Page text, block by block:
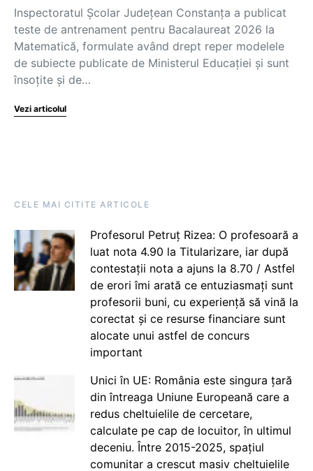
Inspectoratul Școlar Județean Constanța a publicat
teste de antrenament pentru Bacalaureat 2026 la
Matematică, formulate având drept reper modelele
de subiecte publicate de Ministerul Educaţiei și sunt
însoţite și de…
Vezi articolul
CELE MAI CITITE ARTICOLE
Profesorul Petruț Rizea: O profesoară a
luat nota 4.90 la Titularizare, iar după
contestații nota a ajuns la 8.70 / Astfel
de erori îmi arată ce entuziasmați sunt
profesorii buni, cu experiență să vină la
corectat și ce resurse financiare sunt
alocate unui astfel de concurs
important
Unici în UE: România este singura țară
din întreaga Uniune Europeană care a
redus cheltuielile de cercetare,
calculate pe cap de locuitor, în ultimul
deceniu. Între 2015-2025, spațiul
comunitar a crescut masiv cheltuielile